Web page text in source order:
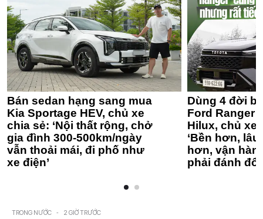
Bán sedan hạng sang mua
Kia Sportage HEV, chủ xe
chia sẻ: ‘Nội thất rộng, chở
gia đình 300-500km/ngày
vẫn thoải mái, đi phố như
xe điện’
Dùng 4 đời
Ford Ranger
Hilux, chủ xe
‘Bền hơn,
hơn, vận
phải đánh
TRONG NƯỚC - 2 GIỜ TRƯỚC